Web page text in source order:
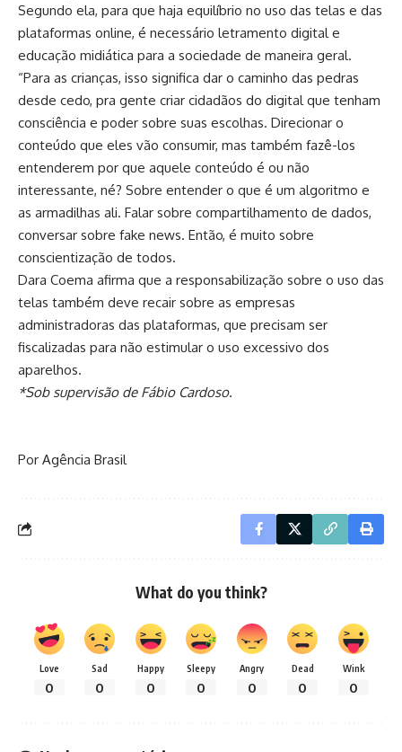
Segundo ela, para que haja equilíbrio no uso das telas e das
plataformas online, é necessário letramento digital e
educação midiática para a sociedade de maneira geral.
“Para as crianças, isso significa dar o caminho das pedras
desde cedo, pra gente criar cidadãos do digital que tenham
consciência e poder sobre suas escolhas. Direcionar o
conteúdo que eles vão consumir, mas também fazê-los
entenderem por que aquele conteúdo é ou não
interessante, né? Sobre entender o que é um algoritmo e
as armadilhas ali. Falar sobre compartilhamento de dados,
conversar sobre fake news. Então, é muito sobre
conscientização de todos.
Dara Coema afirma que a responsabilização sobre o uso das
telas também deve recair sobre as empresas
administradoras das plataformas, que precisam ser
fiscalizadas para não estimular o uso excessivo dos
aparelhos.
*Sob supervisão de Fábio Cardoso.
Por Agência Brasil
What do you think?
Love
0
Sad
0
Happy
0
Sleepy
0
Angry
0
Dead
0
Wink
0